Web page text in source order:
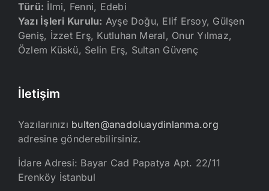
Türü: İlmi, Fenni, Edebi
Yazı İşleri Kurulu: Ayşe Doğu, Elif Ersoy, Gülşen
Geniş, İzzet Erş, Kutluhan Meral, Onur Yılmaz,
Özlem Küskü, Selin Erş, Sultan Güvenç
İletişim
Yazılarınızı bulten@anadoluaydinlanma.org
adresine gönderebilirsiniz.
İdare Adresi: Bayar Cad Papatya Apt. 22/11
Erenköy İstanbul